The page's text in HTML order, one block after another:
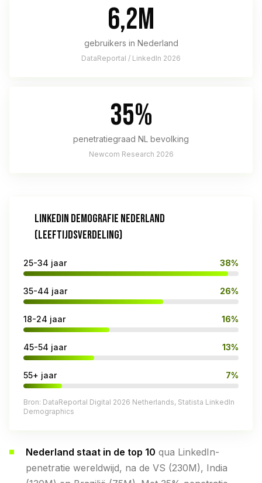
6,2M
gebruikers in Nederland
DataReportal / LinkedIn 2026
35%
penetratiegraad NL bevolking
Newcom Research 2026
LINKEDIN DEMOGRAFIE NEDERLAND
(LEEFTIJDSVERDELING)
25-34 jaar 38%
35-44 jaar 26%
18-24 jaar 16%
45-54 jaar 13%
55+ jaar 7%
Bron: DataReportal Digital 2026 Netherlands, Statista LinkedIn
Demographics
Nederland staat in de top 10 qua LinkedIn-
penetratie wereldwijd, na de VS (230M), India